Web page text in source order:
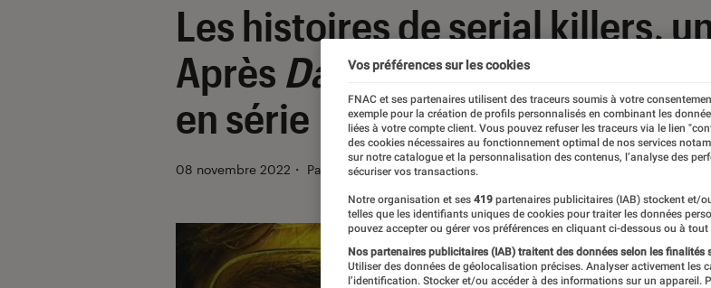
Les histoires de serial killers,
Après Dahmer, Netflix
en série
08 novembre 2022 ・ Par Vincent Oms
Vos préférences sur les cookies
FNAC et ses partenaires utilisent des traceurs soumis à votre
exemple pour la création de profils personnalisés en combinant les
liées à votre compte client. Vous pouvez refuser les traceurs via le lien
des cookies nécessaires au fonctionnement optimal de nos services
sur notre catalogue et la personnalisation des contenus, l’analyse des
sécuriser vos transactions.
Notre organisation et ses 419 partenaires publicitaires (IAB) stockent et/
telles que les identifiants uniques de cookies pour traiter les données
pouvez accepter ou gérer vos préférences en cliquant ci-dessous ou à
Nos partenaires publicitaires (IAB) traitent des données selon les finalités
Utiliser des données de géolocalisation précises. Analyser activement les
l’identification. Stocker et/ou accéder à des informations sur un appareil.